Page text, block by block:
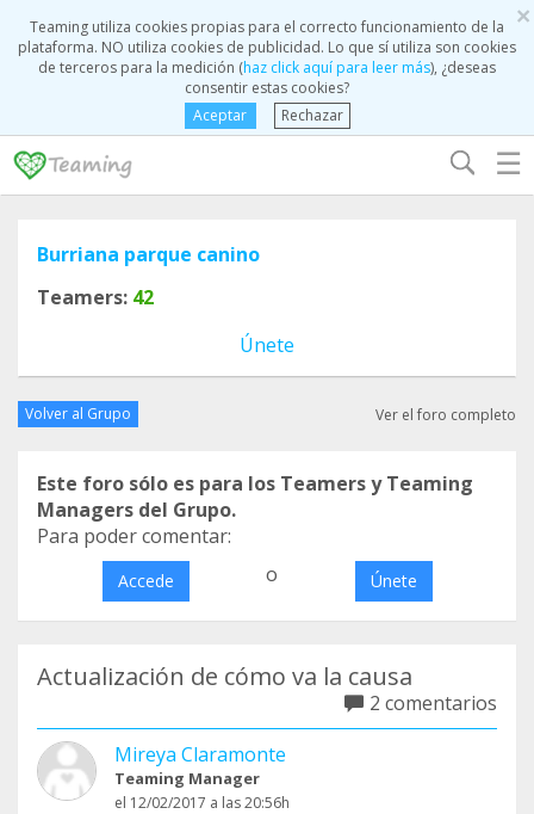
×
Teaming utiliza cookies propias para el correcto funcionamiento de la
plataforma. NO utiliza cookies de publicidad. Lo que sí utiliza son cookies
de terceros para la medición (haz click aquí para leer más), ¿deseas
consentir estas cookies?
Aceptar
Rechazar
☰
Burriana parque canino
Teamers: 42
Únete
Volver al Grupo Ver el foro completo
Este foro sólo es para los Teamers y Teaming
Managers del Grupo.
Para poder comentar:
Accede o Únete
Actualización de cómo va la causa
2 comentarios
Mireya Claramonte
Teaming Manager
el 12/02/2017 a las 20:56h